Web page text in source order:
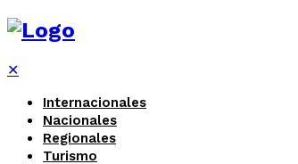
✕
Internacionales
Nacionales
Regionales
Turismo